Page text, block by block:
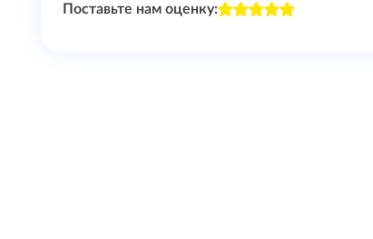
Поставьте нам оценку: